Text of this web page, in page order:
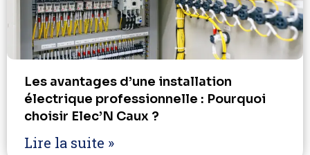
Les avantages d’une installation
électrique professionnelle : Pourquoi
choisir Elec’N Caux ?
Lire la suite »